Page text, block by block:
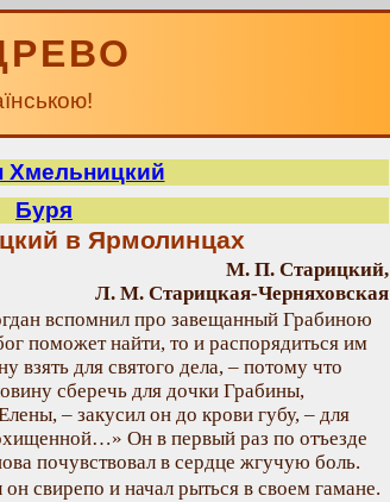
Хмельницкий
Буря
в Ярмолинцах
М. П. Старицкий,
Л. М. Старицкая-Черняховская
вспомнил про завещанный Грабиною
поможет найти, то и распорядиться им
взять для святого дела, – потому что
сберечь для дочки Грабины,
– закусил он до крови губу, – для
Он в первый раз по отъезде
почувствовал в сердце жгучую боль.
свирепо и начал рыться в своем гамане.